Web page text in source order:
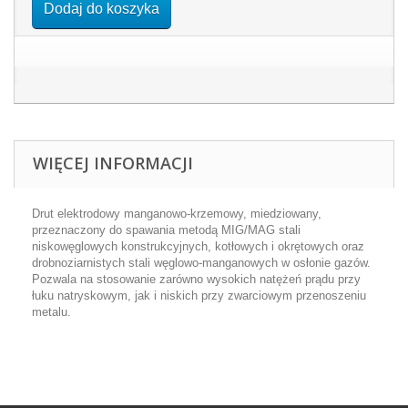
Dodaj do koszyka
WIĘCEJ INFORMACJI
Drut elektrodowy manganowo-krzemowy, miedziowany,
przeznaczony do spawania metodą MIG/MAG stali
niskowęglowych konstrukcyjnych, kotłowych i okrętowych oraz
drobnoziarnistych stali węglowo-manganowych w osłonie gazów.
Pozwala na stosowanie zarówno wysokich natężeń prądu przy
łuku natryskowym, jak i niskich przy zwarciowym przenoszeniu
metalu.